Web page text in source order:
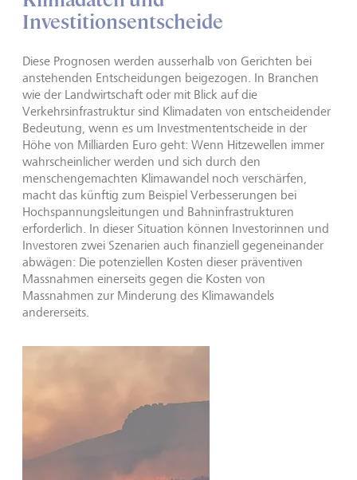
Investitionsentscheide
Diese Prognosen werden ausserhalb von Gerichten bei
anstehenden Entscheidungen beigezogen. In Branchen
wie der Landwirtschaft oder mit Blick auf die
Verkehrsinfrastruktur sind Klimadaten von entscheidender
Bedeutung, wenn es um Investmententscheide in der
Höhe von Milliarden Euro geht: Wenn Hitzewellen immer
wahrscheinlicher werden und sich durch den
menschengemachten Klimawandel noch verschärfen,
macht das künftig zum Beispiel Verbesserungen bei
Hochspannungsleitungen und Bahninfrastrukturen
erforderlich. In dieser Situation können Investorinnen und
Investoren zwei Szenarien auch finanziell gegeneinander
abwägen: Die potenziellen Kosten dieser präventiven
Massnahmen einerseits gegen die Kosten von
Massnahmen zur Minderung des Klimawandels
andererseits.